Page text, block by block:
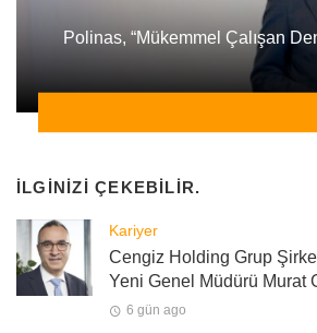
Polinas, “Mükemmel Çalışan
İLGINIZI ÇEKEBILIR.
Kariyer
Cengiz Holding Grup
Yeni Genel Müdürü Murat
6 gün ago